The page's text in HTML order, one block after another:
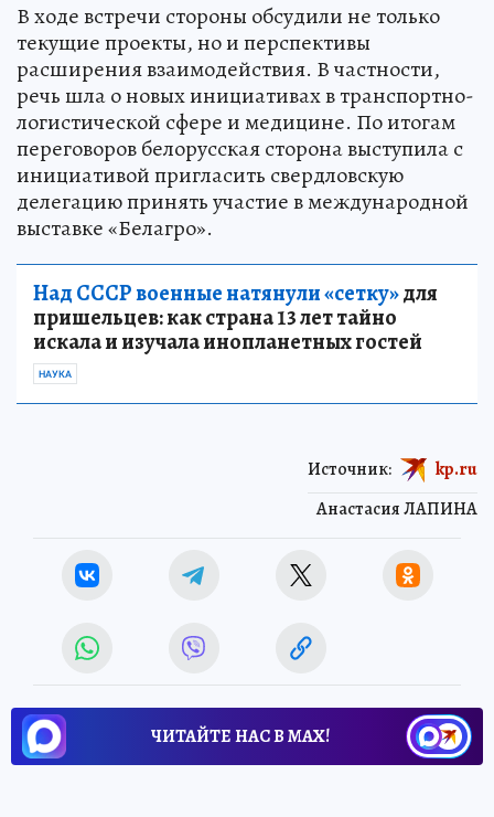
В ходе встречи стороны обсудили не только
текущие проекты, но и перспективы
расширения взаимодействия. В частности,
речь шла о новых инициативах в транспортно-
логистической сфере и медицине. По итогам
переговоров белорусская сторона выступила с
инициативой пригласить свердловскую
делегацию принять участие в международной
выставке «Белагро».
Над СССР военные натянули «сетку»для
пришельцев: как страна 13 лет тайно
искала и изучала инопланетных гостей
НАУКА
Анастасия ЛАПИНА
Источник: kp.ru
ЧИТАЙТЕ НАС В МАХ!